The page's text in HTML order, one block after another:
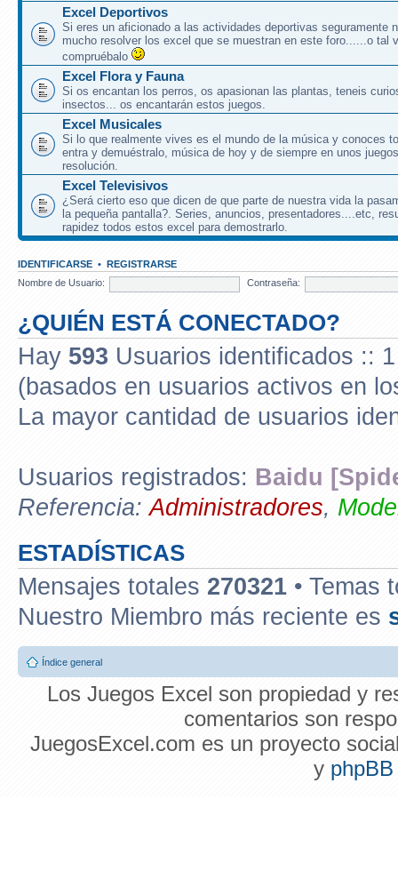
Excel Deportivos
Si eres un aficionado a las actividades deportivas seguramente
mucho resolver los excel que se muestran en este foro......o tal
compruébalo
Excel Flora y Fauna
Si os encantan los perros, os apasionan las plantas, teneis
insectos... os encantarán estos juegos.
Excel Musicales
Si lo que realmente vives es el mundo de la música y conoces
entra y demuéstralo, música de hoy y de siempre en unos
resolución.
Excel Televisivos
¿Será cierto eso que dicen de que parte de nuestra vida la
la pequeña pantalla?. Series, anuncios, presentadores....etc,
rapidez todos estos excel para demostrarlo.
IDENTIFICARSE • REGISTRARSE
Nombre de Usuario:
Contraseña:
¿QUIÉN ESTÁ CONECTADO?
Hay 593 Usuarios identificados ::
(basados en usuarios activos en
La mayor cantidad de usuarios
Usuarios registrados: Baidu
Referencia:Administradores,
ESTADÍSTICAS
Mensajes totales 270321 • Temas
Nuestro Miembro más reciente es
Índice general
Los Juegos Excel son propiedad y
comentarios son
JuegosExcel.com es un proyecto
y phpBB